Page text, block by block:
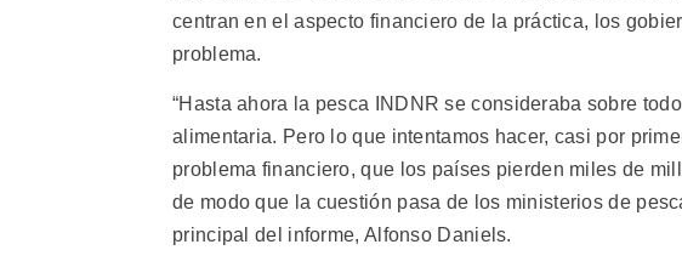
centran en el aspecto financiero de la práctica, los
problema.
“Hasta ahora la pesca INDNR se consideraba sobre
alimentaria. Pero lo que intentamos hacer, casi por
problema financiero, que los países pierden miles de
de modo que la cuestión pasa de los ministerios de
principal del informe, Alfonso Daniels.